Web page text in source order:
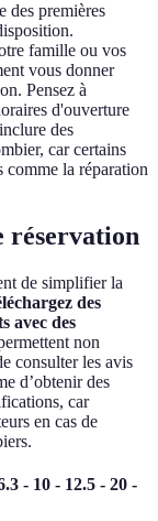
des premières
famille ou vos
vous donner
Pensez à
d'ouverture
des
car certains
comme la réparation
réservation
de simplifier la
des
avec des
non
consulter les avis
d’obtenir des
car
en cas de
- 10 - 12.5 - 20 -